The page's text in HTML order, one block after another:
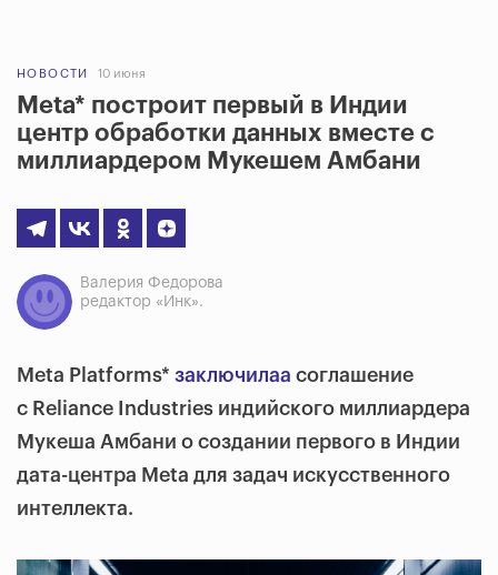
НОВОСТИ 10 июня
Meta* построит первый в Индии
центр обработки данных вместе с
миллиардером Мукешем Амбани
Валерия Федорова
редактор «Инк».
Meta Platforms* заключилаа соглашение
с Reliance Industries индийского миллиардера
Мукеша Амбани о создании первого в Индии
дата-центра Meta для задач искусственного
интеллекта.